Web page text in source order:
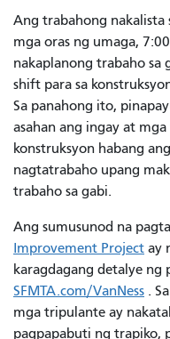
Ang trabahong nakalista
mga oras ng umaga,
nakaplanong trabaho sa
shift para sa
Sa panahong ito,
asahan ang ingay at
konstruksyon habang
nagtatrabaho upang
trabaho sa gabi.
Ang sumusunod na
Improvement Project ay
karagdagang detalye ng
SFMTA.com/VanNess .
mga tripulante ay
pagpapabuti ng trapiko,